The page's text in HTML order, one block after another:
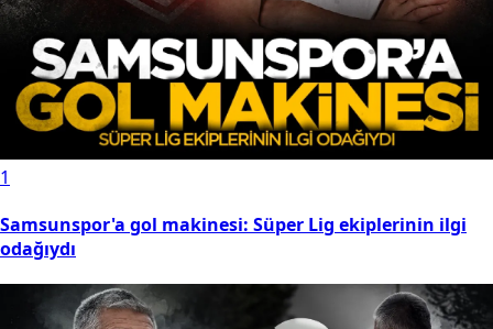
1
Samsunspor'a gol makinesi: Süper Lig ekiplerinin ilgi
odağıydı